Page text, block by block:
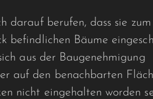
darauf berufen, dass sie zum
befindlichen Bäume
aus der Baugenehmigung
auf den benachbarten
nicht eingehalten worden